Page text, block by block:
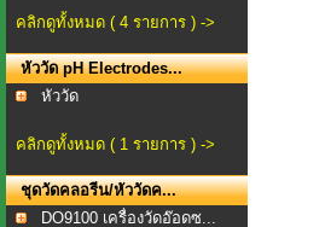
คลิกดูทั้งหมด ( 4 รายการ ) ->
หัววัด pH Electrodes...
หัววัด
คลิกดูทั้งหมด ( 1 รายการ ) ->
ชุดวัดคลอรีน/หัววัดค...
DO9100 เครื่องวัดอ๊อดซ...